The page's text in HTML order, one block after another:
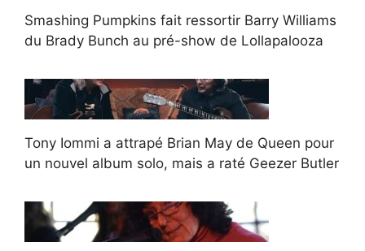
Smashing Pumpkins fait ressortir Barry Williams
du Brady Bunch au pré-show de Lollapalooza
Tony Iommi a attrapé Brian May de Queen pour
un nouvel album solo, mais a raté Geezer Butler